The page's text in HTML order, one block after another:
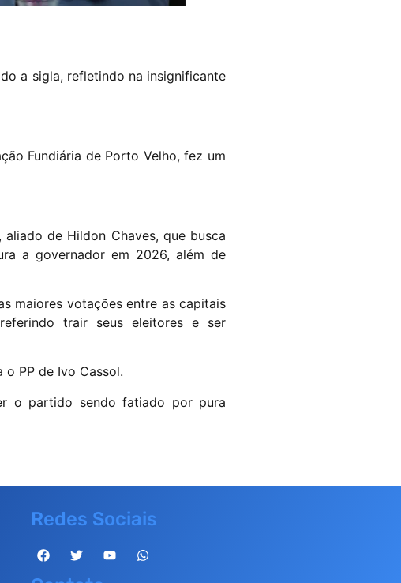
a sigla, refletindo na insignificante
Fundiária de Porto Velho, fez um
de Hildon Chaves, que busca
a governador em 2026, além de
maiores votações entre as capitais
trair seus eleitores e ser
PP de Ivo Cassol.
o partido sendo fatiado por pura
Redes Sociais